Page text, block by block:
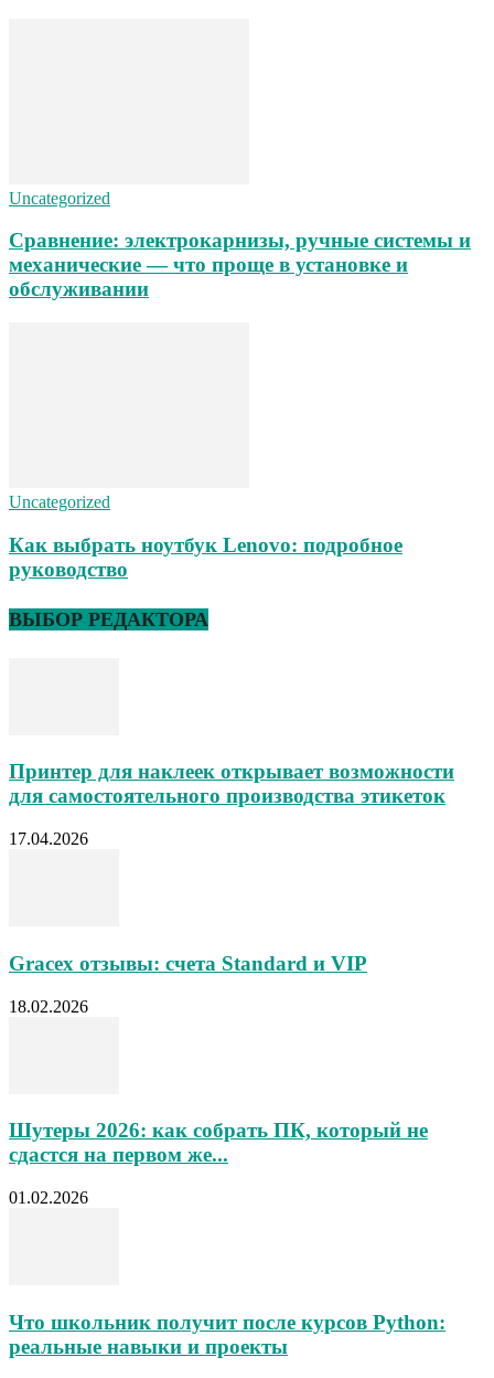
Uncategorized
Сравнение: электрокарнизы, ручные системы и
механические — что проще в установке и
обслуживании
Uncategorized
Как выбрать ноутбук Lenovo: подробное
руководство
ВЫБОР РЕДАКТОРА
Принтер для наклеек открывает возможности
для самостоятельного производства этикеток
17.04.2026
Gracex отзывы: счета Standard и VIP
18.02.2026
Шутеры 2026: как собрать ПК, который не
сдастся на первом же...
01.02.2026
Что школьник получит после курсов Python:
реальные навыки и проекты